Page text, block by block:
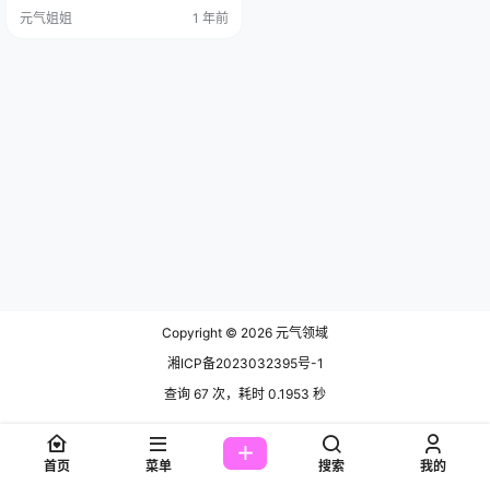
一股清流，或者说像一道闪电，“bi
元气姐姐 1 年前
Copyright © 2026 元气领域
湘ICP备2023032395号-1
查询 67 次，耗时 0.1953 秒
首页 菜单 搜索 我的